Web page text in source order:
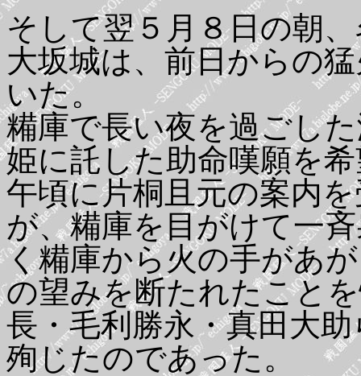
そして翌５月８日の朝
大坂城は、前日からの
いた。
糒庫で長い夜を過ごし
姫に託した助命嘆願を
午頃に片桐且元の案内
が、糒庫を目がけて一
く糒庫から火の手があ
の望みを断たれたこと
長・毛利勝永・真田大
殉じたのであった。